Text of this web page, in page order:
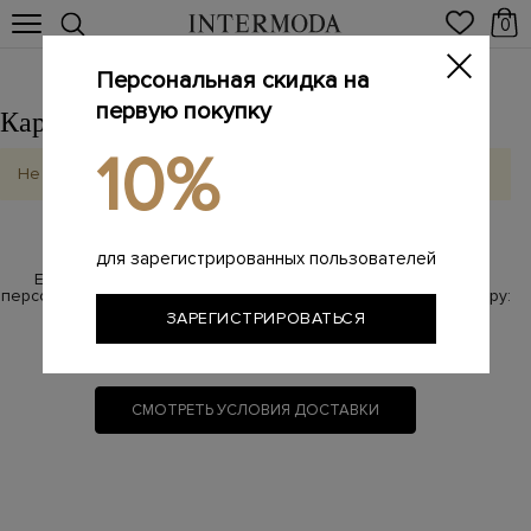
0
Каргат Выбрать другой город
Не найдено
Если у Вас возникли вопросы по бесплатной доставке,
персональный менеджер с радостью на них ответит по номеру:
8 800 100-87-17
СМОТРЕТЬ УСЛОВИЯ ДОСТАВКИ
Персональная скидка на
первую покупку
10%
для зарегистрированных пользователей
ЗАРЕГИСТРИРОВАТЬСЯ